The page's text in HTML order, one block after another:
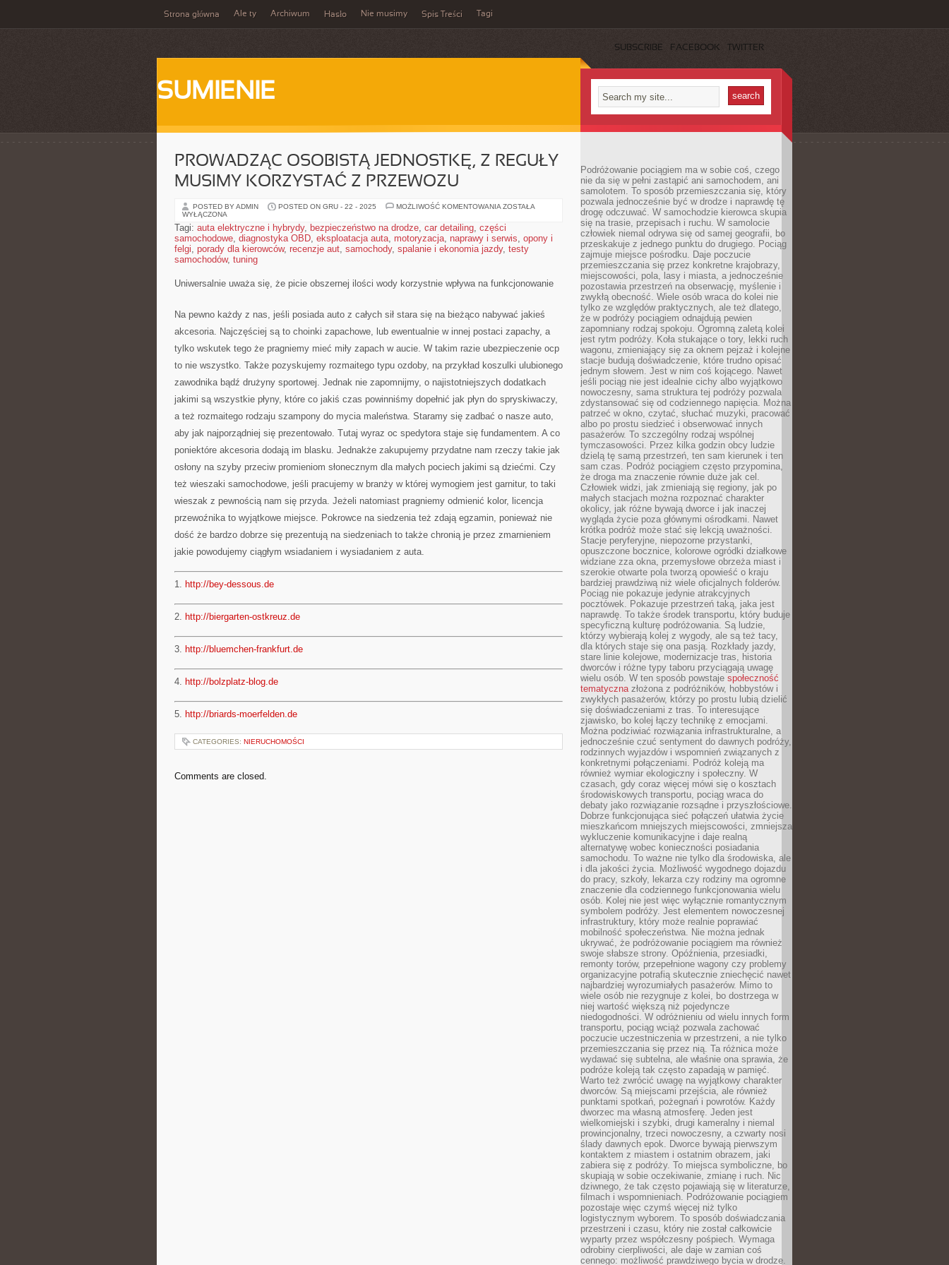
Strona główna Ale ty Archiwum Hasło Nie musimy Spis Treści Tagi
SUBSCRIBE FACEBOOK TWITTER
SUMIENIE
PROWADZĄC OSOBISTĄ JEDNOSTKĘ, Z REGUŁY
MUSIMY KORZYSTAĆ Z PRZEWOZU
POSTED BY ADMIN POSTED ON GRU - 22 - 2025 MOŻLIWOŚĆ KOMENTOWANIA PROWADZĄC
Z
REGUŁY
MUSIMY
KORZYSTAĆ
ZOSTAŁA
WYŁĄCZONA
Tagi: auta elektryczne i hybrydy, bezpieczeństwo na drodze, car detailing, części
samochodowe, diagnostyka OBD, eksploatacja auta, motoryzacja, naprawy i serwis, opony i
felgi, porady dla kierowców, recenzje aut, samochody, spalanie i ekonomia jazdy, testy
samochodów, tuning
Uniwersalnie uważa się, że picie obszernej ilości wody korzystnie wpływa na funkcjonowanie
Na pewno każdy z nas, jeśli posiada auto z całych sił stara się na bieżąco nabywać jakieś
akcesoria. Najczęściej są to choinki zapachowe, lub ewentualnie w innej postaci zapachy, a
tylko wskutek tego że pragniemy mieć miły zapach w aucie. W takim razie ubezpieczenie ocp
to nie wszystko. Także pozyskujemy rozmaitego typu ozdoby, na przykład koszulki ulubionego
zawodnika bądź drużyny sportowej. Jednak nie zapomnijmy, o najistotniejszych dodatkach
jakimi są wszystkie płyny, które co jakiś czas powinniśmy dopełnić jak płyn do spryskiwaczy,
a też rozmaitego rodzaju szampony do mycia maleństwa. Staramy się zadbać o nasze auto,
aby jak najporządniej się prezentowało. Tutaj wyraz oc spedytora staje się fundamentem. A co
poniektóre akcesoria dodają im blasku. Jednakże zakupujemy przydatne nam rzeczy takie jak
osłony na szyby przeciw promieniom słonecznym dla małych pociech jakimi są dziećmi. Czy
też wieszaki samochodowe, jeśli pracujemy w branży w której wymogiem jest garnitur, to taki
wieszak z pewnością nam się przyda. Jeżeli natomiast pragniemy odmienić kolor, licencja
przewoźnika to wyjątkowe miejsce. Pokrowce na siedzenia też zdają egzamin, ponieważ nie
dość że bardzo dobrze się prezentują na siedzeniach to także chronią je przez zmarnieniem
jakie powodujemy ciągłym wsiadaniem i wysiadaniem z auta.
1. http://bey-dessous.de
2. http://biergarten-ostkreuz.de
3. http://bluemchen-frankfurt.de
4. http://bolzplatz-blog.de
5. http://briards-moerfelden.de
CATEGORIES: NIERUCHOMOŚCI
Comments are closed.
Podróżowanie pociągiem ma w sobie coś, czego
nie da się w pełni zastąpić ani samochodem, ani
samolotem. To sposób przemieszczania się, który
pozwala jednocześnie być w drodze i naprawdę tę
drogę odczuwać. W samochodzie kierowca skupia
się na trasie, przepisach i ruchu. W samolocie
człowiek niemal odrywa się od samej geografii, bo
przeskakuje z jednego punktu do drugiego. Pociąg
zajmuje miejsce pośrodku. Daje poczucie
przemieszczania się przez konkretne krajobrazy,
miejscowości, pola, lasy i miasta, a jednocześnie
pozostawia przestrzeń na obserwację, myślenie i
zwykłą obecność. Wiele osób wraca do kolei nie
tylko ze względów praktycznych, ale też dlatego,
że w podróży pociągiem odnajdują pewien
zapomniany rodzaj spokoju. Ogromną zaletą kolei
jest rytm podróży. Koła stukające o tory, lekki ruch
wagonu, zmieniający się za oknem pejzaż i kolejne
stacje budują doświadczenie, które trudno opisać
jednym słowem. Jest w nim coś kojącego. Nawet
jeśli pociąg nie jest idealnie cichy albo wyjątkowo
nowoczesny, sama struktura tej podróży pozwala
zdystansować się od codziennego napięcia. Można
patrzeć w okno, czytać, słuchać muzyki, pracować
albo po prostu siedzieć i obserwować innych
pasażerów. To szczególny rodzaj wspólnej
tymczasowości. Przez kilka godzin obcy ludzie
dzielą tę samą przestrzeń, ten sam kierunek i ten
sam czas. Podróż pociągiem często przypomina,
że droga ma znaczenie równie duże jak cel.
Człowiek widzi, jak zmieniają się regiony, jak po
małych stacjach można rozpoznać charakter
okolicy, jak różne bywają dworce i jak inaczej
wygląda życie poza głównymi ośrodkami. Nawet
krótka podróż może stać się lekcją uważności.
Stacje peryferyjne, niepozorne przystanki,
opuszczone bocznice, kolorowe ogródki działkowe
widziane zza okna, przemysłowe obrzeża miast i
szerokie otwarte pola tworzą opowieść o kraju
bardziej prawdziwą niż wiele oficjalnych folderów.
Pociąg nie pokazuje jedynie atrakcyjnych
pocztówek. Pokazuje przestrzeń taką, jaka jest
naprawdę. To także środek transportu, który buduje
specyficzną kulturę podróżowania. Są ludzie,
którzy wybierają kolej z wygody, ale są też tacy,
dla których staje się ona pasją. Rozkłady jazdy,
stare linie kolejowe, modernizacje tras, historia
dworców i różne typy taboru przyciągają uwagę
wielu osób. W ten sposób powstaje społeczność
tematycznazłożona z podróżników, hobbystów i
zwykłych pasażerów, którzy po prostu lubią dzielić
się doświadczeniami z tras. To interesujące
zjawisko, bo kolej łączy technikę z emocjami.
Można podziwiać rozwiązania infrastrukturalne, a
jednocześnie czuć sentyment do dawnych podróży,
rodzinnych wyjazdów i wspomnień związanych z
konkretnymi połączeniami. Podróż koleją ma
również wymiar ekologiczny i społeczny. W
czasach, gdy coraz więcej mówi się o kosztach
środowiskowych transportu, pociąg wraca do
debaty jako rozwiązanie rozsądne i przyszłościowe.
Dobrze funkcjonująca sieć połączeń ułatwia życie
mieszkańcom mniejszych miejscowości, zmniejsza
wykluczenie komunikacyjne i daje realną
alternatywę wobec konieczności posiadania
samochodu. To ważne nie tylko dla środowiska, ale
i dla jakości życia. Możliwość wygodnego dojazdu
do pracy, szkoły, lekarza czy rodziny ma ogromne
znaczenie dla codziennego funkcjonowania wielu
osób. Kolej nie jest więc wyłącznie romantycznym
symbolem podróży. Jest elementem nowoczesnej
infrastruktury, który może realnie poprawiać
mobilność społeczeństwa. Nie można jednak
ukrywać, że podróżowanie pociągiem ma również
swoje słabsze strony. Opóźnienia, przesiadki,
remonty torów, przepełnione wagony czy problemy
organizacyjne potrafią skutecznie zniechęcić nawet
najbardziej wyrozumiałych pasażerów. Mimo to
wiele osób nie rezygnuje z kolei, bo dostrzega w
niej wartość większą niż pojedyncze
niedogodności. W odróżnieniu od wielu innych form
transportu, pociąg wciąż pozwala zachować
poczucie uczestniczenia w przestrzeni, a nie tylko
przemieszczania się przez nią. Ta różnica może
wydawać się subtelna, ale właśnie ona sprawia, że
podróże koleją tak często zapadają w pamięć.
Warto też zwrócić uwagę na wyjątkowy charakter
dworców. Są miejscami przejścia, ale również
punktami spotkań, pożegnań i powrotów. Każdy
dworzec ma własną atmosferę. Jeden jest
wielkomiejski i szybki, drugi kameralny i niemal
prowincjonalny, trzeci nowoczesny, a czwarty nosi
ślady dawnych epok. Dworce bywają pierwszym
kontaktem z miastem i ostatnim obrazem, jaki
zabiera się z podróży. To miejsca symboliczne, bo
skupiają w sobie oczekiwanie, zmianę i ruch. Nic
dziwnego, że tak często pojawiają się w literaturze,
filmach i wspomnieniach. Podróżowanie pociągiem
pozostaje więc czymś więcej niż tylko
logistycznym wyborem. To sposób doświadczania
przestrzeni i czasu, który nie został całkowicie
wyparty przez współczesny pośpiech. Wymaga
odrobiny cierpliwości, ale daje w zamian coś
cennego: możliwość prawdziwego bycia w drodze.